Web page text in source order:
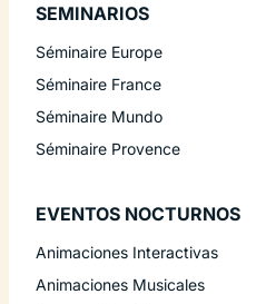
SEMINARIOS
Séminaire Europe
Séminaire France
Séminaire Mundo
Séminaire Provence
EVENTOS NOCTURNOS
Animaciones Interactivas
Animaciones Musicales